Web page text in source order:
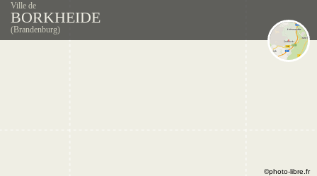
Ville de
BORKHEIDE
(Brandenburg)
©photo-libre.fr